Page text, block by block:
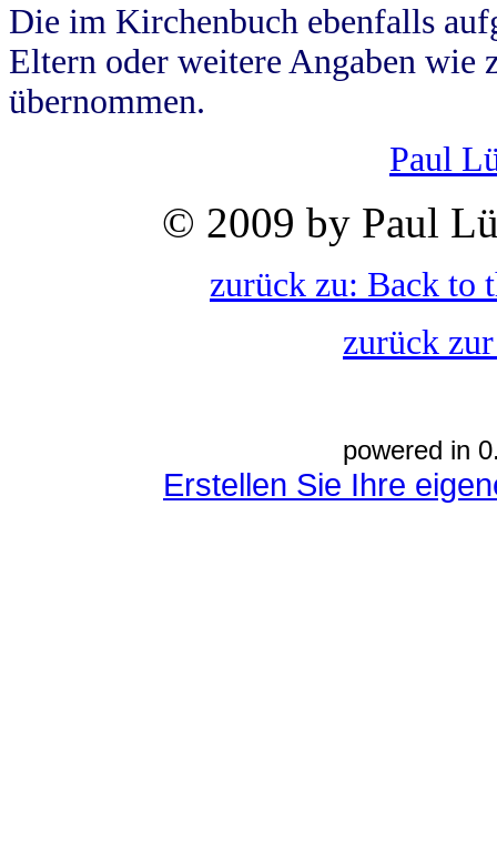
Die im Kirchenbuch ebenfalls
Eltern oder weitere Angaben wie
übernommen.
Paul
© 2009 by Paul
zurück zu: Back to
zurück
powered in
Erstellen Sie Ihre